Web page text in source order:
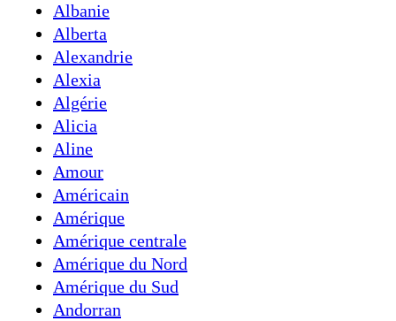
Albanie
Alberta
Alexandrie
Alexia
Algérie
Alicia
Aline
Amour
Américain
Amérique
Amérique centrale
Amérique du Nord
Amérique du Sud
Andorran